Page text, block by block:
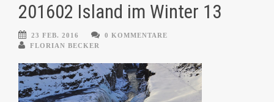
201602 Island im Winter 13
23 FEB. 2016
0 KOMMENTARE
FLORIAN BECKER